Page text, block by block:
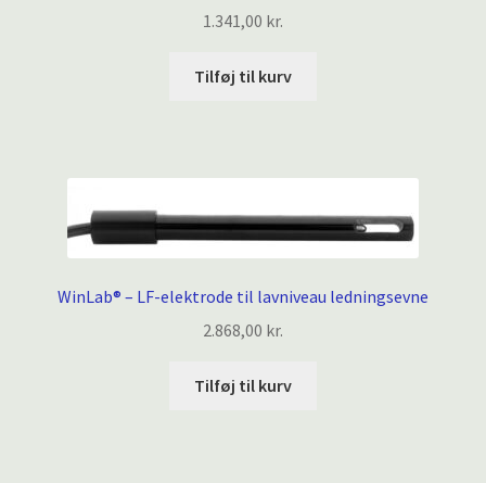
1.341,00 kr.
Tilføj til kurv
WinLab® – LF-elektrode til lavniveau ledningsevne
2.868,00 kr.
Tilføj til kurv